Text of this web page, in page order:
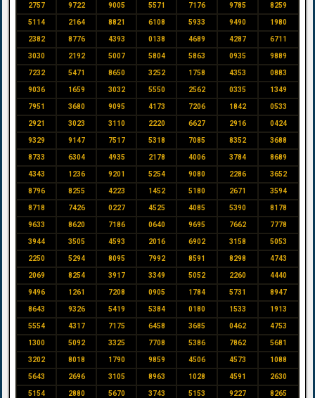
2757 9722 9005 5571 7176 9785 8259
5114 2164 8821 6108 5933 9490 1980
2382 8776 4393 0138 4689 4287 6711
3030 2192 5007 5804 5863 0935 9889
7232 5471 8650 3252 1758 4353 0883
9036 1659 3032 5550 2562 0335 1349
7951 3680 9095 4173 7206 1842 0533
2921 3023 3110 2220 6627 2916 0424
9329 9147 7517 5318 7085 8352 3688
8733 6304 4935 2178 4006 3784 8689
4343 1236 9201 5254 9080 2286 3652
8796 8255 4223 1452 5180 2671 3594
8718 7426 0227 4525 4085 5390 8178
9633 8620 7186 0640 9695 7662 7778
3944 3505 4593 2016 6902 3158 5053
2250 5294 8095 7992 8591 8298 4743
2069 8254 3917 3349 5052 2260 4440
9496 1261 7208 0905 1784 5731 8947
8643 9326 5419 5384 0180 1533 1913
5554 4317 7175 6458 3685 0462 4753
1300 5092 3325 7708 5386 7862 5681
3202 8018 1790 9859 4506 4573 1088
5643 2696 3105 8963 1028 4591 2630
5154 2880 5670 3743 5153 9227 8265